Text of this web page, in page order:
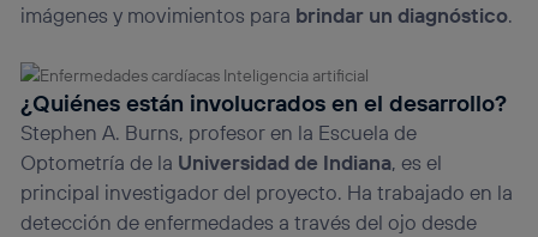
imágenes y movimientos para brindar un diagnóstico.
¿Quiénes están involucrados en el desarrollo?
Stephen A. Burns, profesor en la Escuela de
Optometría de la Universidad de Indiana, es el
principal investigador del proyecto. Ha trabajado en la
detección de enfermedades a través del ojo desde